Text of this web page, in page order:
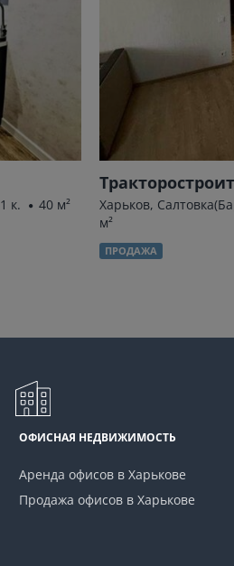
1 к. 40 м² Харьков,
м²
ПРОДАЖА
ОФИСНАЯ НЕДВИЖИМОСТЬ
Аренда офисов в Харькове
Продажа офисов в Харькове